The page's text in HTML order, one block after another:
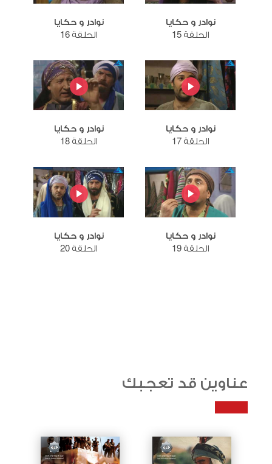
نوادر و حكايا
الحلقة 15
نوادر و حكايا
الحلقة 16
نوادر و حكايا
الحلقة 17
نوادر و حكايا
الحلقة 18
نوادر و حكايا
الحلقة 19
نوادر و حكايا
الحلقة 20
عناوين قد تعجبك